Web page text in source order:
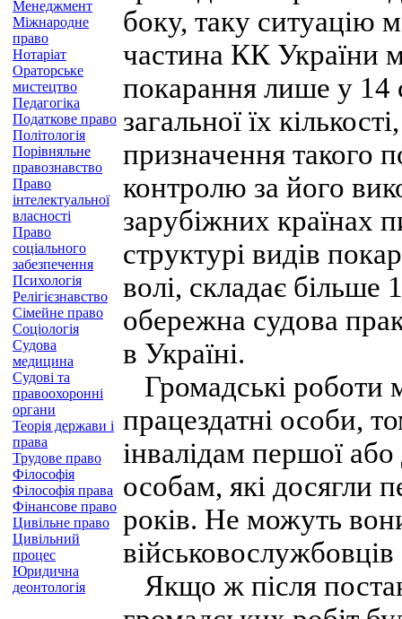
Менеджмент
Міжнародне
право
Нотаріат
Ораторське
мистецтво
Педагогіка
Податкове право
Політологія
Порівняльне
правознавство
Право
інтелектуальної
власності
Право
соціального
забезпечення
Психологія
Релігієзнавство
Сімейне право
Соціологія
Судова
медицина
Судові та
правоохоронні
органи
Теорія держави і
права
Трудове право
Філософія
Філософія права
Фінансове право
Цивільне право
Цивільний
процес
Юридична
деонтологія
боку, таку ситуацію
частина КК України
покарання лише у 14
загальної їх
призначення такого
контролю за його
зарубіжних країнах
структурі видів
волі, складає
обережна судова
в Україні.
Громадські роботи
працездатні особи,
інвалідам першої
особам, які досягли
років. Не можуть
Якщо ж після